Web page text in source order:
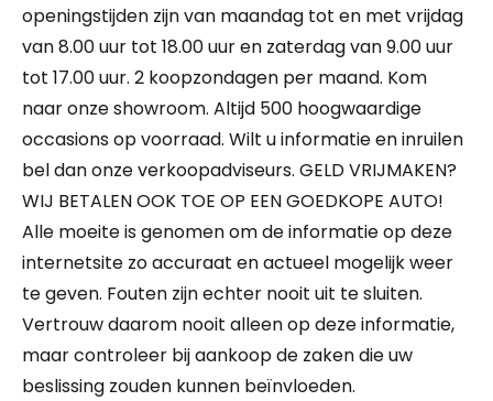
openingstijden zijn van maandag tot en met vrijdag
van 8.00 uur tot 18.00 uur en zaterdag van 9.00 uur
tot 17.00 uur. 2 koopzondagen per maand. Kom
naar onze showroom. Altijd 500 hoogwaardige
occasions op voorraad. Wilt u informatie en inruilen
bel dan onze verkoopadviseurs. GELD VRIJMAKEN?
WIJ BETALEN OOK TOE OP EEN GOEDKOPE AUTO!
Alle moeite is genomen om de informatie op deze
internetsite zo accuraat en actueel mogelijk weer
te geven. Fouten zijn echter nooit uit te sluiten.
Vertrouw daarom nooit alleen op deze informatie,
maar controleer bij aankoop de zaken die uw
beslissing zouden kunnen beïnvloeden.